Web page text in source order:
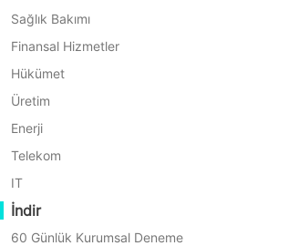
Sağlık Bakımı
Finansal Hizmetler
Hükümet
Üretim
Enerji
Telekom
IT
İndir
60 Günlük Kurumsal Deneme